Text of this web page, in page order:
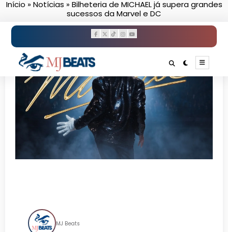
PularInício »Notícias »Bilheteria de MICHAEL já supera grandes
sucessos da Marvel e DC
MJ Beats